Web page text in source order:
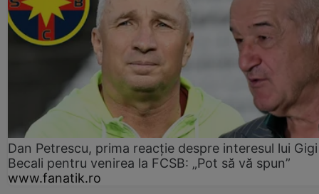
Dan Petrescu, prima reacție despre interesul lui Gigi
Becali pentru venirea la FCSB: „Pot să vă spun”
www.fanatik.ro